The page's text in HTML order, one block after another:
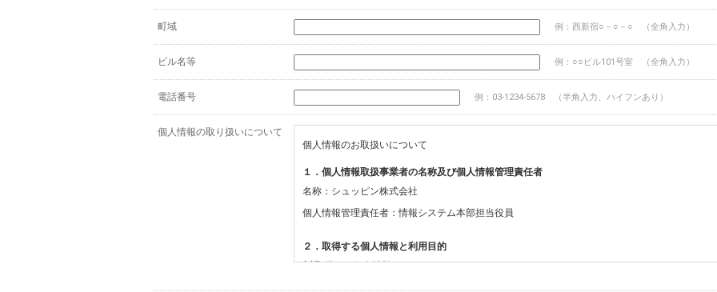
町域 例：西新宿○－○－○ （全角入力）
ビル名等 例：○○ビル101号室 （全角入力）
電話番号 例：03-1234-5678 （半角入力、ハイフンあり）
個人情報の取り扱いについて
個人情報のお取扱いについて
１．個人情報取扱事業者の名称及び個人情報管理責任者
名称：シュッピン株式会社
個人情報管理責任者：情報システム本部担当役員
２．取得する個人情報と利用目的
(1)取得する個人情報